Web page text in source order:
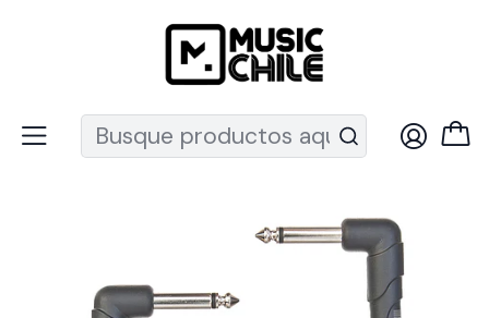
Recuerda que ahora nos puedes encontrar en el MUT
Inicio Cables
Cables Patch